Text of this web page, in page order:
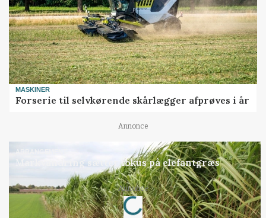
MASKINER
Forserie til selvkørende skårlægger afprøves i år
Annonce
ARRANGEMENT
Markvandring sætter fokus på elefantgræs
Annonce
Loading...